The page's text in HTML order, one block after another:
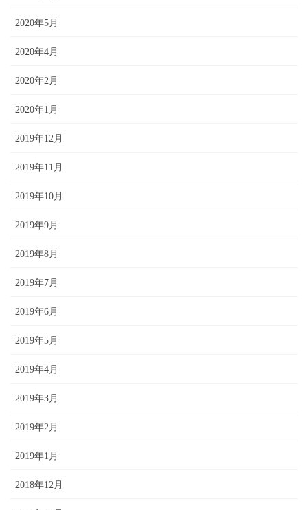
2020年5月
2020年4月
2020年2月
2020年1月
2019年12月
2019年11月
2019年10月
2019年9月
2019年8月
2019年7月
2019年6月
2019年5月
2019年4月
2019年3月
2019年2月
2019年1月
2018年12月